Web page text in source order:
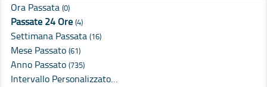
Ora Passata (0)
Passate 24 Ore (4)
Settimana Passata (16)
Mese Passato (61)
Anno Passato (735)
Intervallo Personalizzato…